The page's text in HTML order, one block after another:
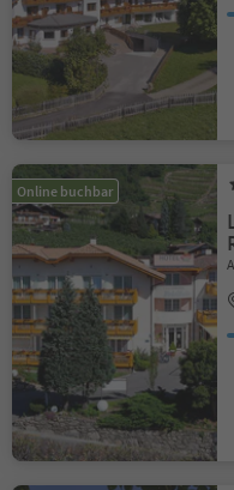
Online buchbar